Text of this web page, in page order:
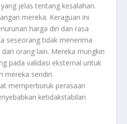
jelas tentang kesalahan.
mereka. Keraguan ini
harga diri dan rasa
seseorang tidak menerima
orang lain. Mereka mungkin
pada validasi eksternal untuk
mereka sendiri.
memperburuk perasaan
ketidakstabilan